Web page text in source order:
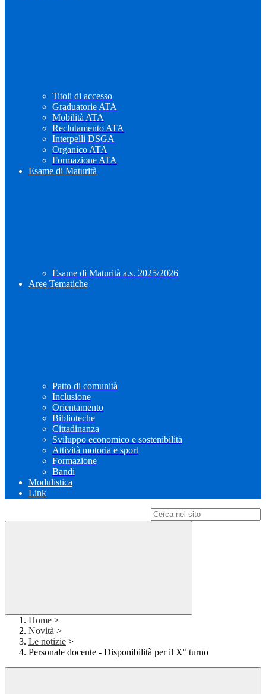
Titoli di accesso
Graduatorie ATA
Mobilità ATA
Reclutamento ATA
Interpelli DSGA
Organico ATA
Formazione ATA
Esame di Maturità
Esame di Maturità a.s. 2025/2026
Aree Tematiche
Patto di comunità
Inclusione
Orientamento
Biblioteche
Cittadinanza
Sviluppo economico e sostenibilità
Attività motoria e sport
Formazione
Bandi
Modulistica
Link
Home >
Novità >
Le notizie >
Personale docente - Disponibilità per il X° turno